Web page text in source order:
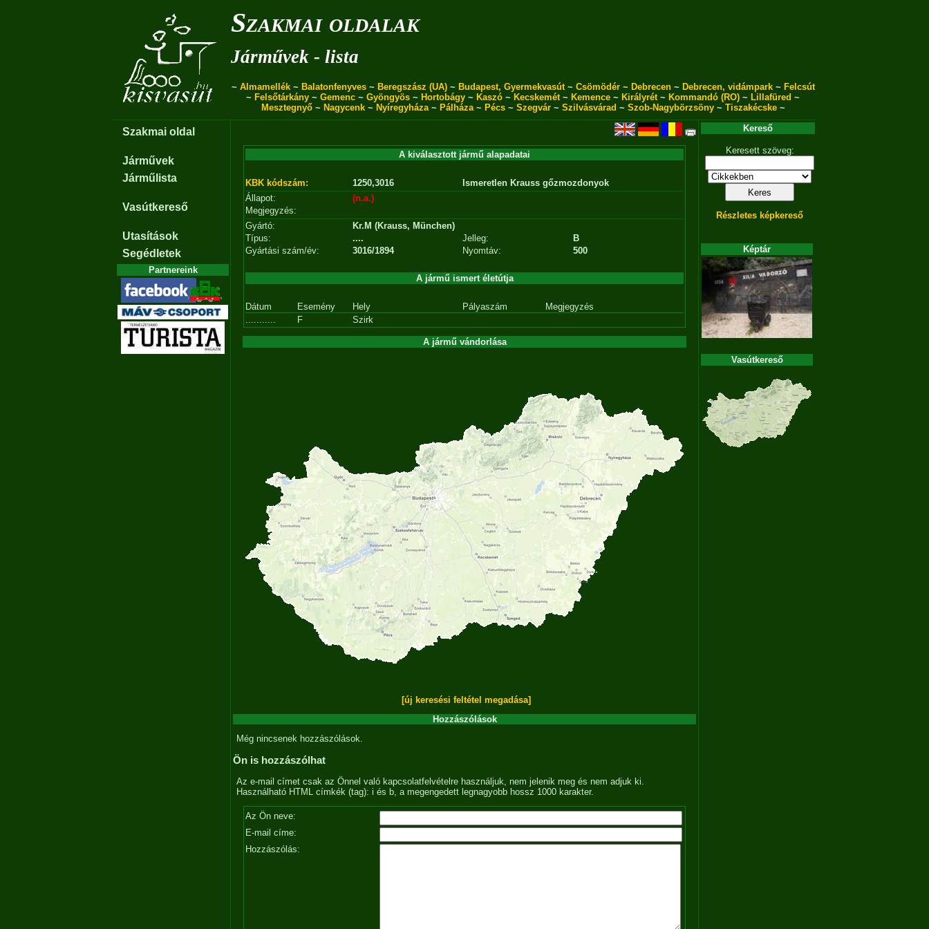
Szakmai oldalak
Járművek - lista
~ Almamellék~ Balatonfenyves~ Beregszász (UA)~ Budapest, Gyermekvasút~ Csömödér~ Debrecen~ Debrecen, vidámpark~ Felcsút
~ Felsőtárkány ~ Gemenc ~ Gyöngyös ~ Hortobágy ~ Kaszó ~ Kecskemét~ Kemence ~ Királyrét~ Kommandó (RO) ~ Lillafüred ~
Mesztegnyő~ Nagycenk~ Nyíregyháza~ Pálháza~ Pécs~ Szegvár~ Szilvásvárad ~ Szob-Nagybörzsöny~ Tiszakécske~
Szakmai oldal
Járművek
Járműlista
Vasútkereső
Utasítások
Segédletek
Partnereink
A kiválasztott jármű alapadatai
KBK kódszám: 1250,3016
Ismeretlen Krauss gőzmozdonyok
Állapot:
(n.a.)
Megjegyzés:
Gyártó:
Kr.M (Krauss, München)
Típus:
.... Jelleg:
B
Gyártási szám/év:
3016/1894 Nyomtáv: 500
A jármű ismert életútja
Dátum Esemény Hely Pályaszám
Megjegyzés
...........
F Szirk
A jármű vándorlása
[új keresési feltétel megadása]
Hozzászólások
Még nincsenek hozzászólások.
Ön is hozzászólhat
Az e-mail címet csak az Önnel való kapcsolatfelvételre használjuk, nem jelenik meg és nem adjuk ki.
Használható HTML címkék (tag): i és b, a megengedett legnagyobb hossz 1000 karakter.
Az Ön neve:
E-mail címe:
Hozzászólás:
Kereső
Keresett szöveg:
Részletes képkereső
Képtár
Vasútkereső